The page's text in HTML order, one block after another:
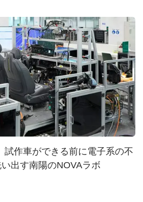
試作車ができる前に電子系の不
出す南陽のNOVAラボ